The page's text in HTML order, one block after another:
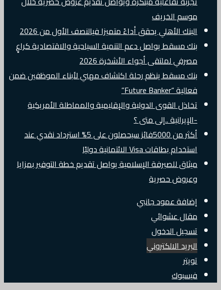
موسم الخريف
البنك الأهلي يحقق أداءً متميزا فيالنصف الأول من 2026
بنك مسقط يواصل دعم التنمية السياحية والاقتصادية كراعٍ
مصرفي لملتقى أجواء الأشخرة 2026
بنك مسقط ينظم رحلة اكتشاف مهني لأبناء الموظفين ضمن
فعالية “Future Banker”
تخاذل القوى الدولية والإقليمية والمماطلة الأمريكية
-الإيرانية ..إلى متى ؟
أكثر من 5000فائز سيحصلون على 5% استرداد نقدي عند
استخدام بطاقات Visa الائتمانية دوليًا
ميثاق للصيرفة الإسلامية يواصل تقديم خطة التوفير بمزايا
وعروض حصرية
إضافة عمود جانبي
مقال عشوائي
تسجيل الدخول
البريد الالكتروني
تويتر
فيسبوك